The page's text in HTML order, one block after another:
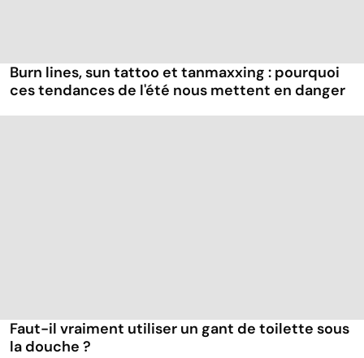
Burn lines, sun tattoo et tanmaxxing : pourquoi
ces tendances de l'été nous mettent en danger
Faut-il vraiment utiliser un gant de toilette sous
la douche ?